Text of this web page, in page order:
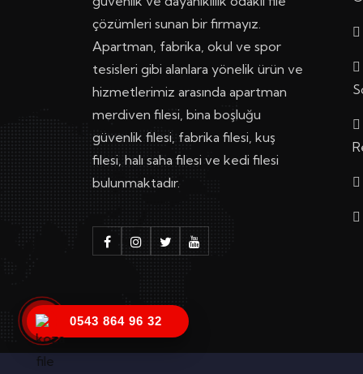
0543 864 96 32
çözümleri sunan bir firmayız.
Apartman, fabrika, okul ve spor
tesisleri gibi alanlara yönelik ürün ve
hizmetlerimiz arasında apartman
merdiven filesi, bina boşluğu
güvenlik filesi, fabrika filesi, kuş
filesi, halı saha filesi ve kedi filesi
bulunmaktadır.